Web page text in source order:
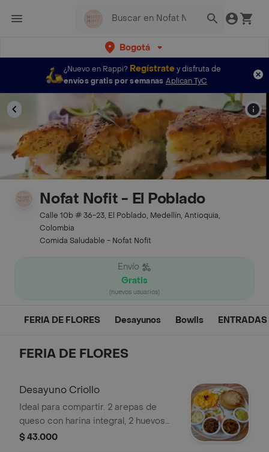
Bogotá
¿Nuevo en Rappi? Regístratey disfruta de
envíos gratis por semanas Aplican TyC
Nofat Nofit - El Poblado
Calle 10b # 36-23, El Poblado, Medellín, Antioquia,
Colombia
Comida Saludable - Nofat Nofit
Envío
Gratis
(nuevos usuarios)
FERIA DE FLORES Desayunos Bowlls ENTRADAS
FERIA DE FLORES
Desayuno Criollo
Ideal para compartir. 2 arepas de
queso con harina integral, 2 huevos
cremosos, mousse de aguacate,
$ 43.000